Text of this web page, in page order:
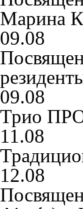
Марина
09.08
09.08
Трио
11.08
12.08